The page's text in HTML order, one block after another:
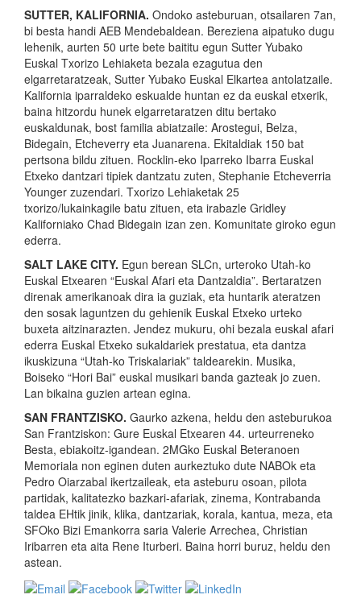
SUTTER, KALIFORNIA. Ondoko asteburuan, otsailaren 7an,
bi besta handi AEB Mendebaldean. Bereziena aipatuko dugu
lehenik, aurten 50 urte bete baititu egun Sutter Yubako
Euskal Txorizo Lehiaketa bezala ezagutua den
elgarretaratzeak, Sutter Yubako Euskal Elkartea antolatzaile.
Kalifornia iparraldeko eskualde huntan ez da euskal etxerik,
baina hitzordu hunek elgarretaratzen ditu bertako
euskaldunak, bost familia abiatzaile: Arostegui, Belza,
Bidegain, Etcheverry eta Juanarena. Ekitaldiak 150 bat
pertsona bildu zituen. Rocklin-eko Iparreko Ibarra Euskal
Etxeko dantzari tipiek dantzatu zuten, Stephanie Etcheverria
Younger zuzendari. Txorizo Lehiaketak 25
txorizo/lukainkagile batu zituen, eta irabazle Gridley
Kaliforniako Chad Bidegain izan zen. Komunitate giroko egun
ederra.
SALT LAKE CITY. Egun berean SLCn, urteroko Utah-ko
Euskal Etxearen “Euskal Afari eta Dantzaldia”. Bertaratzen
direnak amerikanoak dira ia guziak, eta huntarik ateratzen
den sosak laguntzen du gehienik Euskal Etxeko urteko
buxeta aitzinarazten. Jendez mukuru, ohi bezala euskal afari
ederra Euskal Etxeko sukaldariek prestatua, eta dantza
ikuskizuna “Utah-ko Triskalariak” taldearekin. Musika,
Boiseko “Hori Bai” euskal musikari banda gazteak jo zuen.
Lan bikaina guzien artean egina.
SAN FRANTZISKO. Gaurko azkena, heldu den asteburukoa
San Frantziskon: Gure Euskal Etxearen 44. urteurreneko
Besta, ebiakoitz-igandean. 2MGko Euskal Beteranoen
Memoriala non eginen duten aurkeztuko dute NABOk eta
Pedro Oiarzabal ikertzaileak, eta asteburu osoan, pilota
partidak, kalitatezko bazkari-afariak, zinema, Kontrabanda
taldea EHtik jinik, klika, dantzariak, korala, kantua, meza, eta
SFOko Bizi Emankorra saria Valerie Arrechea, Christian
Iribarren eta aita Rene Iturberi. Baina horri buruz, heldu den
astean.